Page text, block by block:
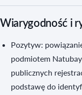
Wiarygodność i
Pozytyw:
podmiotem
publicznych
podstawę do